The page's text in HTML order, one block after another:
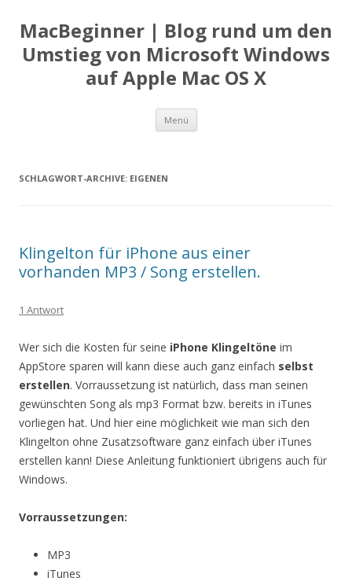
MacBeginner | Blog rund um den
Umstieg von Microsoft Windows
auf Apple Mac OS X
Menü Zum
springen
SCHLAGWORT-ARCHIVE: EIGENEN
Klingelton für iPhone aus einer
vorhanden MP3 / Song erstellen.
1 Antwort
Wer sich die Kosten für seine iPhone Klingeltöne im
AppStore sparen will kann diese auch ganz einfach selbst
erstellen. Vorraussetzung ist natürlich, dass man seinen
gewünschten Song als mp3 Format bzw. bereits in iTunes
vorliegen hat. Und hier eine möglichkeit wie man sich den
Klingelton ohne Zusatzsoftware ganz einfach über iTunes
erstellen kann! Diese Anleitung funktioniert übrigens auch für
Windows.
Vorraussetzungen:
MP3
iTunes